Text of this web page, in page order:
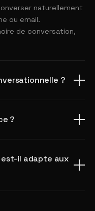
naturellement
ou email.
de conversation,
?
?
est-il adapte aux